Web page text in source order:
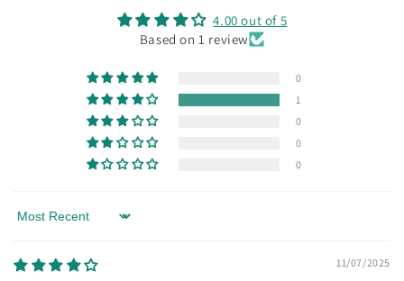
4.00 out of 5
Based on 1 review
0
1
0
0
0
Sort by
11/07/2025